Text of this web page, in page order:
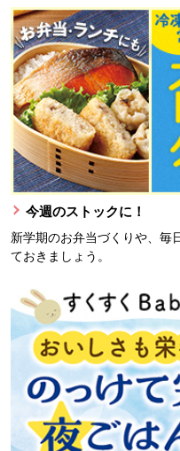
今週のストックに！
新学期のお弁当づくりや、毎
ておきましょう。